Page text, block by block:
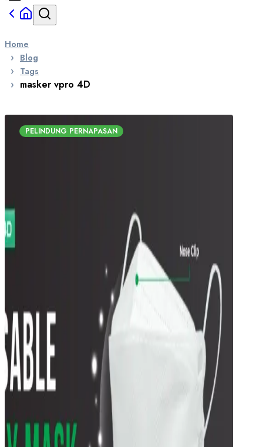
Home
Blog
Tags
masker vpro 4D
PELINDUNG PERNAPASAN